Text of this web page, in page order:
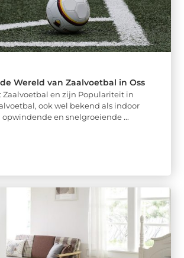
Wereld van Zaalvoetbal in Oss
en zijn Populariteit in
ook wel bekend als indoor
opwindende en snelgroeiende ...